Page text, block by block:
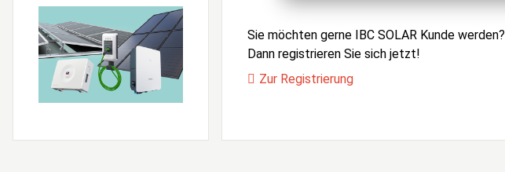
Sie möchten gerne IBC SOLAR Kunde werden?
Dann registrieren Sie sich jetzt!
Zur Registrierung